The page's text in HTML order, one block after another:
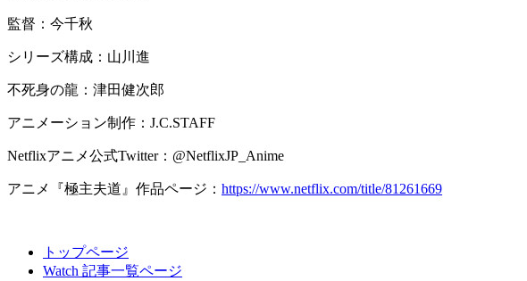
監督：今千秋
シリーズ構成：山川進
不死身の龍：津田健次郎
アニメーション制作：J.C.STAFF
Netflixアニメ公式Twitter：@NetflixJP_Anime
アニメ『極主夫道』作品ページ： https://www.netflix.com/title/81261669
トップページ
Watch 記事一覧ページ